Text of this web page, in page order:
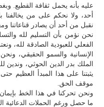
عليه بأنه يحمل ثقافة القطيع.
أحد، ولا نحكم على من
نقبل من أحد أن يصادر قناعاتنا
نحن نؤمن بأن التسليم لله
الفعلي للعبودية الصادقة لله،
الإنسانية والسمو الحقيقي،
الملك بدر الدين الحوثي، وندين
يثبتنا على هذا المبدأ العظيم
موقف الحق.
ونحن تحركنا في هذا الخط
ما حصل ورغم الحملات الدعائية